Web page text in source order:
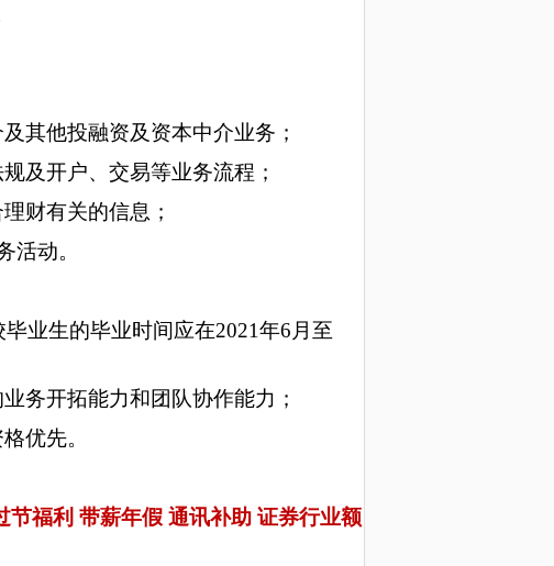
其他投融资及资本中介业务；
及开户、交易等业务流程；
财有关的信息；
活动。
业生的毕业时间应在2021年6月至
务开拓能力和团队协作能力；
优先。
福利 带薪年假 通讯补助 证券行业额